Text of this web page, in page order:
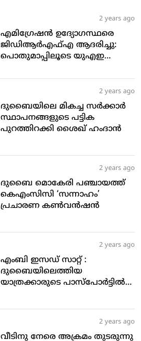
2 years ago
എമിഗ്രേഷന്‍ ഉദ്യോഗസ്ഥരെ
ജിഡിആര്‍എഫ്എ ആദരിച്ചു:
പൊതുമാപ്പിലൂടെ യുഎഇ
അഹ്മദ് അല്‍ മര്‍റി
2 years ago
ദുബൈയിലെ മികച്ച സര്‍ക്കാര്‍
സ്ഥാപനങ്ങളുടെ പട്ടിക
പുറത്തിറക്കി ശൈഖ് ഹംദാന്‍
2 years ago
ദുബൈ മൊകേരി പഞ്ചായത്ത്
കെഎംസിസി ‘സന്നാഹം’
പ്രചാരണ കണ്‍വന്‍ഷന്‍
2 years ago
എംബി ഇസഡ് സാറ്റ് :
ദുബൈയിലെത്തിയ
യാത്രക്കാരുടെ പാസ്‌പോര്‍ട്ടില്‍
2 years ago
വീടിനു നേരെ അക്രമം തുടരുന്നു